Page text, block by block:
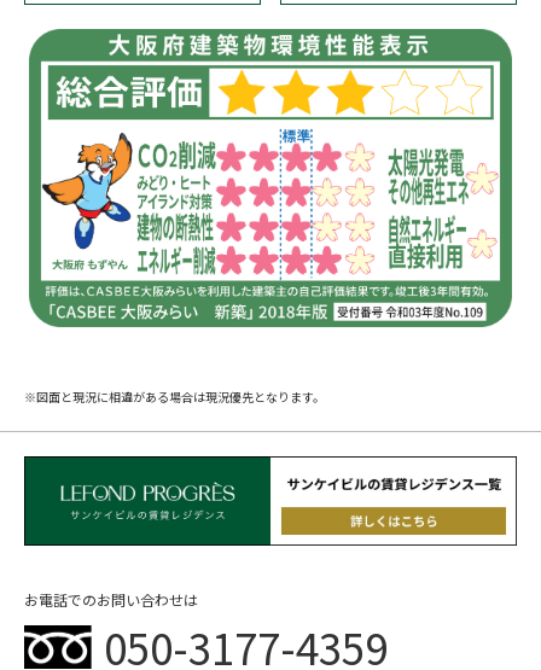
※図面と現況に相違がある場合は現況優先となります。
お電話でのお問い合わせは
050-3177-4359